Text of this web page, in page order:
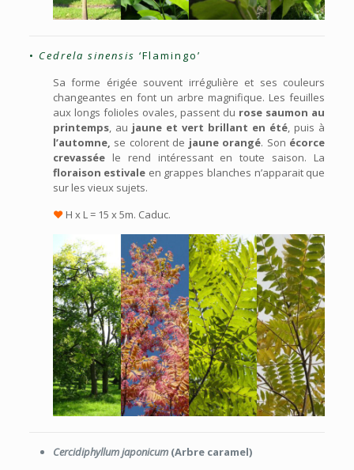
• Cedrela sinensis ‘Flamingo’
Sa forme érigée souvent irrégulière et ses couleurs
changeantes en font un arbre magnifique. Les feuilles
aux longs folioles ovales, passent du rose saumon au
printemps, au jaune et vert brillant en été, puis à
l’automne, se colorent de jaune orangé. Son écorce
crevasséele rend intéressant en toute saison. La
floraison estivale en grappes blanches n’apparait que
sur les vieux sujets.
♥ H x L = 15 x 5m. Caduc.
Cercidiphyllum japonicum(Arbre caramel)